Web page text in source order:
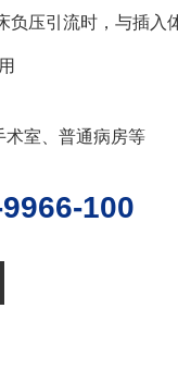
压引流时，与插入
室、普通病房等
9966-100